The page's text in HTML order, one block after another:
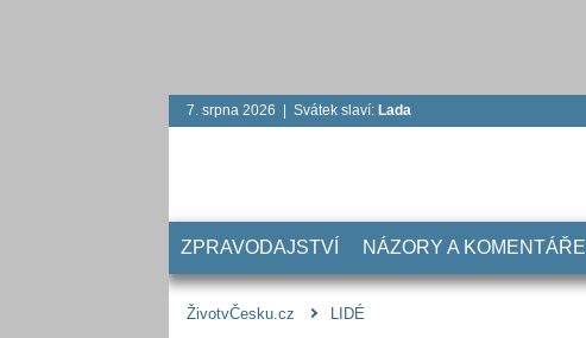
7. srpna 2026 | Svátek slaví: Lada
ZPRAVODAJSTVÍ NÁZORY A KOMENTÁŘE
ŽivotvČesku.cz LIDÉ